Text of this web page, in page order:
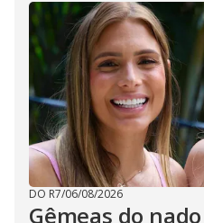
DO R7/06/08/2026
Gêmeas do